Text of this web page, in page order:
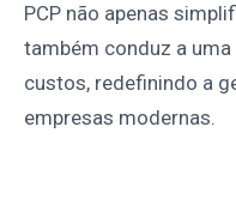
PCP não apenas
também conduz a
custos, redefinindo a
empresas modernas.